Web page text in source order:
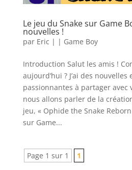
Le jeu du Snake sur Game
nouvelles !
par Eric | | Game Boy
Introduction Salut les amis !
aujourd’hui ? J’ai des nouvelles
passionnantes à partager avec
nous allons parler de la
jeu, « Ophide the Snake
sur Game...
Page 1 sur 1 1